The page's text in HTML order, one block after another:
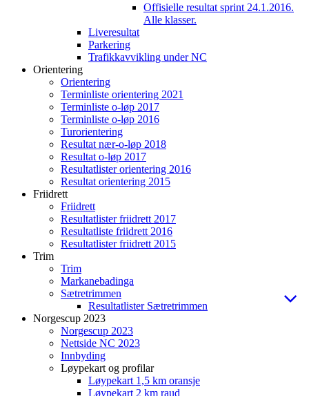
Offisielle resultat sprint 24.1.2016.
Alle klasser.
Liveresultat
Parkering
Trafikkavvikling under NC
Orientering
Orientering
Terminliste orientering 2021
Terminliste o-løp 2017
Terminliste o-løp 2016
Turorientering
Resultat nær-o-løp 2018
Resultat o-løp 2017
Resultatlister orientering 2016
Resultat orientering 2015
Friidrett
Friidrett
Resultatlister friidrett 2017
Resultatliste friidrett 2016
Resultatlister friidrett 2015
Trim
Trim
Markanebadinga
Sætretrimmen
Resultatlister Sætretrimmen
Norgescup 2023
Norgescup 2023
Nettside NC 2023
Innbyding
Løypekart og profilar
Løypekart 1,5 km oransje
Løypekart 2 km raud